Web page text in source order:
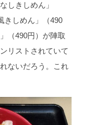
しきしめん」
きしめん」（490
（490円）が陣取
リストされていて
ないだろう。これ